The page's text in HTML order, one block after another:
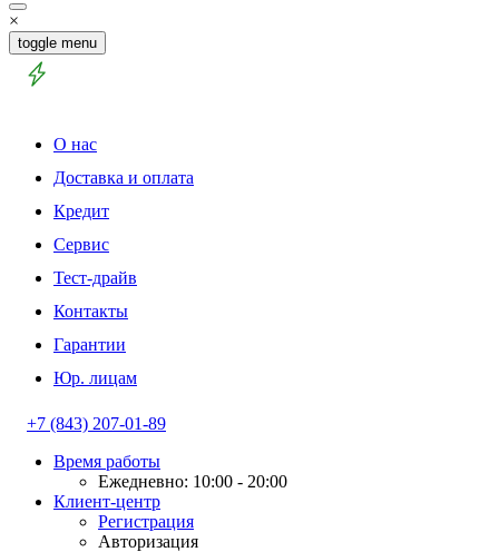
×
toggle menu
О нас
Доставка и оплата
Кредит
Сервис
Тест-драйв
Контакты
Гарантии
Юр. лицам
+7 (843) 207-01-89
Время работы
Ежедневно: 10:00 - 20:00
Клиент-центр
Регистрация
Авторизация